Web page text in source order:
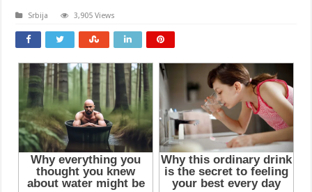
Srbija 3,905 Views